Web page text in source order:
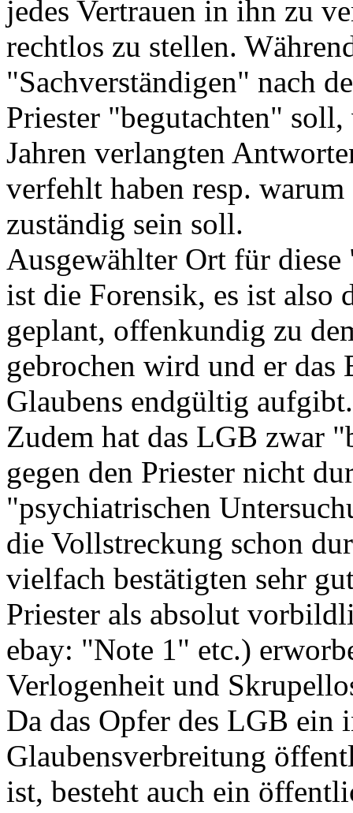
jedes Vertrauen in ihn zu
rechtlos zu stellen.
"Sachverständigen" nach
Priester "begutachten"
Jahren verlangten
verfehlt haben resp.
zuständig sein soll.
Ausgewählter Ort für
ist die Forensik, es ist also
geplant, offenkundig zu
gebrochen wird und er das
Glaubens endgültig aufgibt.
Zudem hat das LGB zwar
gegen den Priester nicht
"psychiatrischen
die Vollstreckung schon
vielfach bestätigten sehr
Priester als absolut
ebay: "Note 1" etc.)
Verlogenheit und
Da das Opfer des LGB ein
Glaubensverbreitung
ist, besteht auch ein